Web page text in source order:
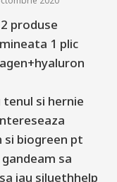
produse
1 plic
si hernie
si biogreen pt
sa
iau siluethhelp